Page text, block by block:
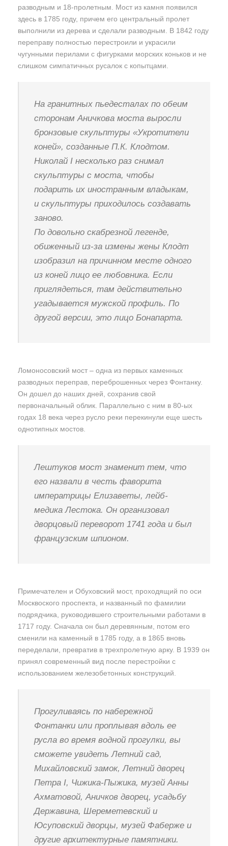
разводным и 18-пролетным. Мост из камня появился
здесь в 1785 году, причем его центральный пролет
выполнили из дерева и сделали разводным. В 1842 году
переправу полностью перестроили и украсили
чугунными перилами с фигурками морских коньков и не
слишком симпатичных русалок с копытцами.
На гранитных пьедесталах по обеим
сторонам Аничкова моста выросли
бронзовые скульптуры «Укротители
коней», созданные П.К. Клодтом.
Николай I несколько раз снимал
скульптуры с моста, чтобы
подарить их иностранным владыкам,
и скульптуры приходилось создавать
заново.
По довольно скабрезной легенде,
обиженный из-за измены жены Клодт
изобразил на причинном месте одного
из коней лицо ее любовника. Если
приглядеться, там действительно
угадывается мужской профиль. По
другой версии, это лицо Бонапарта.
Ломоносовский мост – одна из первых каменных
разводных переправ, переброшенных через Фонтанку.
Он дошел до наших дней, сохранив свой
первоначальный облик. Параллельно с ним в 80-ых
годах 18 века через русло реки перекинули еще шесть
однотипных мостов.
Лештуков мост знаменит тем, что
его назвали в честь фаворита
императрицы Елизаветы, лейб-
медика Лестока. Он организовал
дворцовый переворот 1741 года и был
французским шпионом.
Примечателен и Обуховский мост, проходящий по оси
Москвоского проспекта, и названный по фамилии
подрядчика, руководившего строительными работами в
1717 году. Сначала он был деревянным, потом его
сменили на каменный в 1785 году, а в 1865 вновь
переделали, превратив в трехпролетную арку. В 1939 он
принял современный вид после перестройки с
использованием железобетонных конструкций.
Прогуливаясь по набережной
Фонтанки или проплывая вдоль ее
русла во время водной прогулки, вы
сможете увидеть Летний сад,
Михайловский замок, Летний дворец
Петра I, Чижика-Пыжика, музей Анны
Ахматовой, Аничков дворец, усадьбу
Державина, Шереметевский и
Юсуповский дворцы, музей Фаберже и
другие архитектурные памятники.